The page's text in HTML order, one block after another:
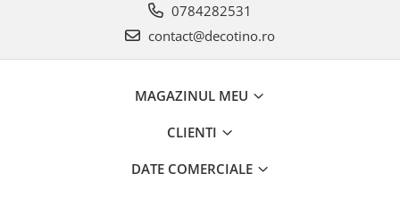
0784282531
contact@decotino.ro
MAGAZINUL MEU
CLIENTI
DATE COMERCIALE